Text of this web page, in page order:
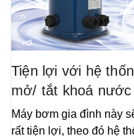
Tiện lợi với hệ
mở/ tắt khoá nước
Máy bơm gia đình này
rất tiện lợi, theo đó hệ